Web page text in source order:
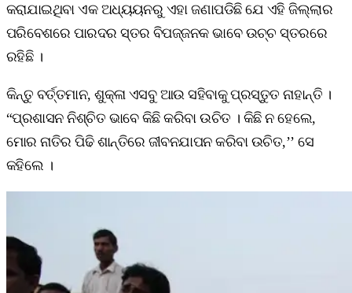
କରାଯାଇଥିବା ଏକ ଅଧ୍ୟୟନରୁ ଏହା ଜଣାପଡିଛି ଯେ ଏହି ଜିଲ୍ଲାର
ପରିବେଶରେ ପାରଦର ସ୍ତର ବିପଜ୍ଜନକ ଭାବେ ଉଚ୍ଚ ସ୍ତରରେ
ରହିଛି ।
କିନ୍ତୁ ବର୍ତ୍ତମାନ, ଶୁକ୍ଳା ଏସବୁ ଆଉ ସହିବାକୁ ପ୍ରସ୍ତୁତ ନାହାନ୍ତି ।
“ପ୍ରଶାସନ ନିଶ୍ଚିତ ଭାବେ କିଛି କରିବା ଉଚିତ । କିଛି ନ ହେଲେ,
ମୋର ନାତିର ପିଢି ଶାନ୍ତିରେ ଜୀବନଯାପନ କରିବା ଉଚିତ,’’ ସେ
କହିଲେ ।